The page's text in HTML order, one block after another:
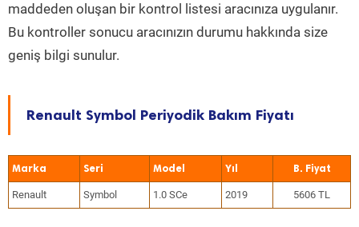
maddeden oluşan bir kontrol listesi aracınıza uygulanır.
Bu kontroller sonucu aracınızın durumu hakkında size
geniş bilgi sunulur.
Renault Symbol Periyodik Bakım Fiyatı
Marka Seri Model Yıl
Renault Symbol 1.0 SCe 2019 5606 TL